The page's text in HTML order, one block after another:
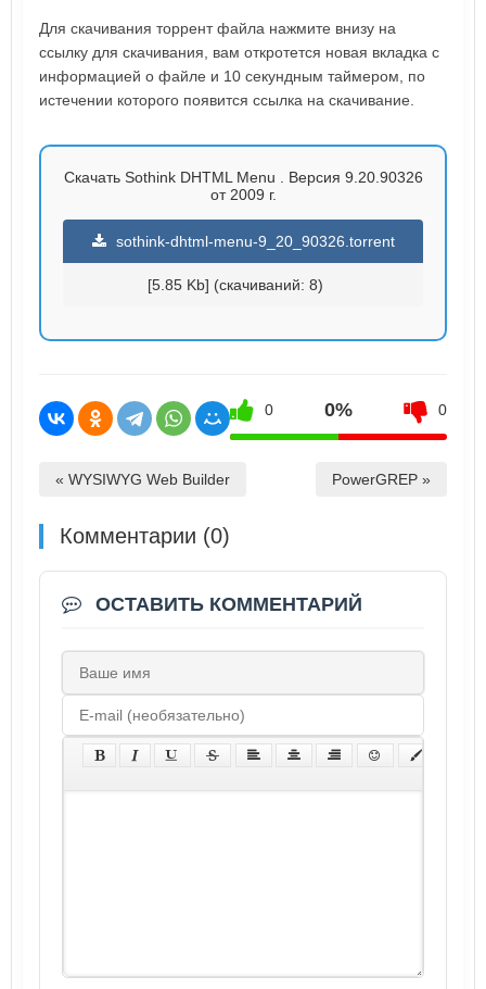
Для скачивания торрент файла нажмите внизу на
ссылку для скачивания, вам откротется новая вкладка с
информацией о файле и 10 секундным таймером, по
истечении которого появится ссылка на скачивание.
Скачать Sothink DHTML Menu . Версия 9.20.90326
от 2009 г.
sothink-dhtml-menu-9_20_90326.torrent
[5.85 Kb] (cкачиваний: 8)
0 0% 0
« WYSIWYG Web Builder PowerGREP »
Комментарии (0)
ОСТАВИТЬ КОММЕНТАРИЙ